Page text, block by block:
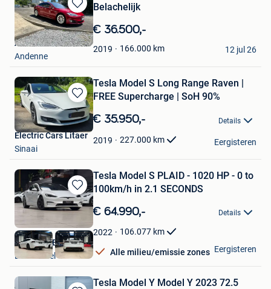
Bewaren
in
Mijn
Favorieten
Belachelijk
€ 36.500,-
2019 166.000 km
Arno
Andenne
12 jul 26
Bewaren
in
Mijn
Favorieten
Tesla Model S Long Range Raven |
FREE Supercharge | SoH 90%
€ 35.950,- Details
2019 227.000 km
Electric Cars Litaer
Sinaai
Eergisteren
Bewaren
in
Favorieten
Tesla Model S PLAID - 1020 HP - 0 to
100km/h in 2.1 SECONDS
€ 64.990,- Details
2022 106.077 km
Alle milieu/emissie zones
Nikola CVBA
Londerzeel
Eergisteren
Tesla Model Y Model Y 2023 72.5